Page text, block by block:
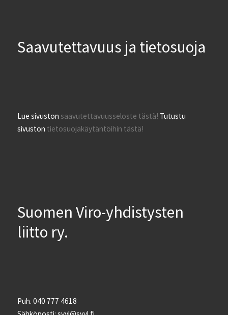
Saavutettavuus ja tietosuoja
Lue sivustonsaavutettavuusseloste tästä! Tutustu
sivuston tietosuojakäytäntöihin tästä!
Suomen Viro-yhdistysten
liitto ry.
Puh. 040 777 4618